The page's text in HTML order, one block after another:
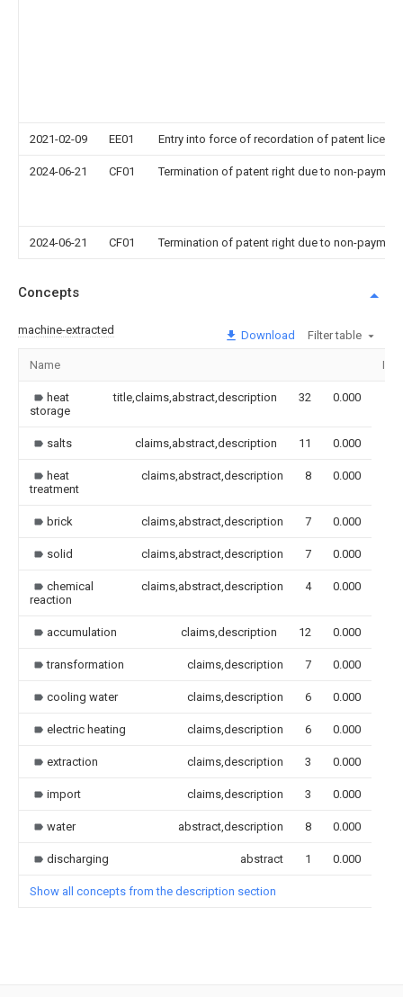
2021-02-09 EE01 Entry into force of recordation of patent
2024-06-21 CF01 Termination of patent right due to non-
2024-06-21 CF01 Termination of patent right due to non-
Concepts
machine-extracted Download Filter table
Name
heat
storage
title,claims,abstract,description 32 0.000
salts claims,abstract,description 11 0.000
heat
treatment
claims,abstract,description 8 0.000
brick claims,abstract,description 7 0.000
solid claims,abstract,description 7 0.000
chemical
reaction
claims,abstract,description 4 0.000
accumulation claims,description 12 0.000
transformation claims,description 7 0.000
cooling water claims,description 6 0.000
electric heating claims,description 6 0.000
extraction claims,description 3 0.000
import claims,description 3 0.000
water abstract,description 8 0.000
discharging abstract 1 0.000
Show all concepts from the description section